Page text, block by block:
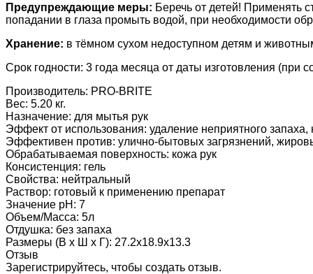
Предупреждающие меры: Беречь от детей! Применять
попадании в глаза промыть водой, при необходимости
Хранение: в тёмном сухом недоступном детям и
Срок годности: 3 года месяца от даты изготовления (при
Производитель: PRO-BRITE
Вес: 5.20 кг.
Назначение: для мытья рук
Эффект от использования: удаление неприятного
Эффективен против: улично-бытовых загрязнений,
Обрабатываемая поверхность: кожа рук
Консистенция: гель
Свойства: нейтральный
Раствор: готовый к применению препарат
Значение pH : 7
Объем/Масса: 5л
Отдушка: без запаха
Размеры (В х Ш х Г): 27.2x18.9x13.3
Отзыв
Зарегистрируйтесь, чтобы создать отзыв.